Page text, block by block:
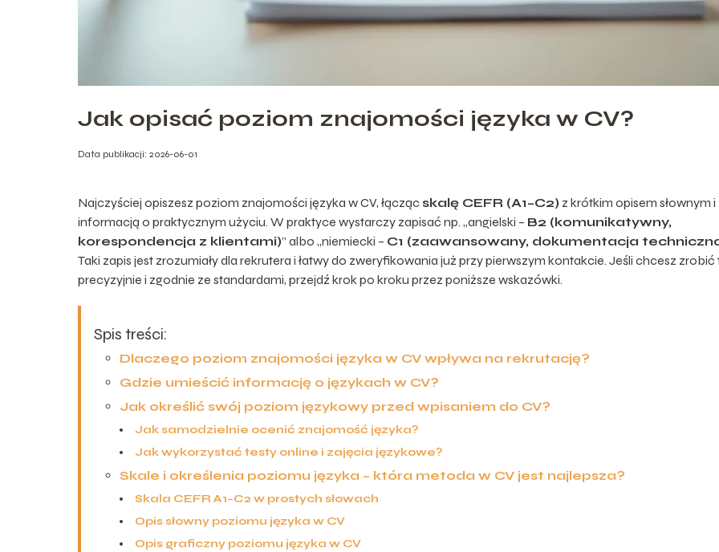
Jak opisać poziom znajomości języka w CV?
Data publikacji: 2026-06-01
Najczyściej opiszesz poziom znajomości języka w CV, łączącskalę CEFR (A1–C2) z krótkim opisem słownym i
informacją o praktycznym użyciu. W praktyce wystarczy zapisać np. „angielski – B2 (komunikatywny,
korespondencja z klientami)” albo „niemiecki – C1 (zaawansowany, dokumentacja
Taki zapis jest zrozumiały dla rekrutera i łatwy do zweryfikowania już przy pierwszym kontakcie. Jeśli chcesz zrobić
precyzyjnie i zgodnie ze standardami, przejdź krok po kroku przez poniższe wskazówki.
Spis treści:
Dlaczego poziom znajomości języka w CV wpływa na rekrutację?
Gdzie umieścić informację o językach w CV?
Jak określić swój poziom językowy przed wpisaniem do CV?
Jak samodzielnie ocenić znajomość języka?
Jak wykorzystać testy online i zajęcia językowe?
Skale i określenia poziomu języka – która metoda w CV jest najlepsza?
Skala CEFR A1–C2 w prostych słowach
Opis słowny poziomu języka w CV
Opis graficzny poziomu języka w CV